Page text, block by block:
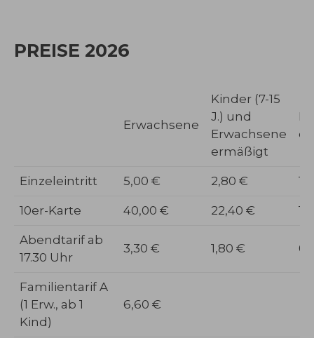
PREISE 2026
Erwachsene
Kinder (7-15
J.) und
Erwachsene
ermäßigt
Einzeleintritt 5,00 € 2,80 €
10er-Karte 40,00 € 22,40 €
Abendtarif ab
17.30 Uhr
3,30 € 1,80 €
Familientarif A
(1 Erw., ab 1
Kind)
6,60 €